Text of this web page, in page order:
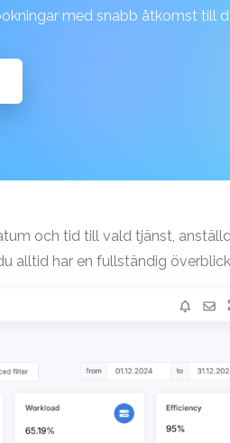
med snabb åtkomst till
och tid till vald tjänst,
alltid har en fullständig